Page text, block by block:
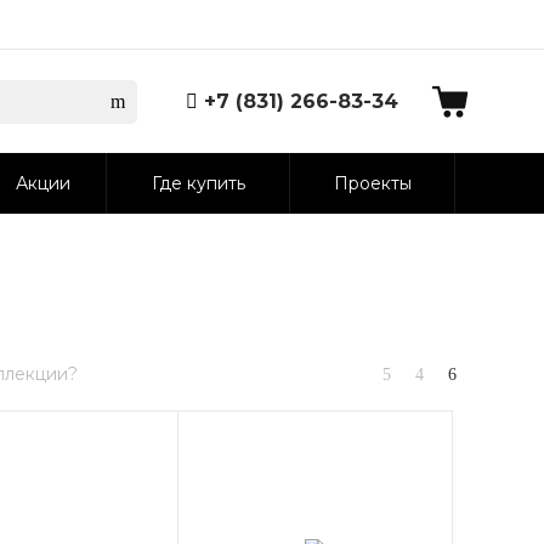
+7 (831) 266-83-34
Акции Где купить Проекты